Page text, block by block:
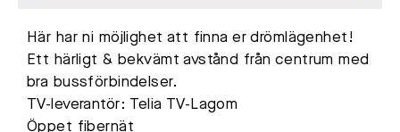
Här har ni möjlighet att finna er drömlägenhet!
Ett härligt & bekvämt avstånd från centrum med
bra bussförbindelser.
TV-leverantör: Telia TV-Lagom
Öppet fibernät